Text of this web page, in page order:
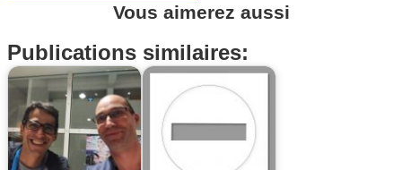
Vous aimerez aussi
Publications similaires: